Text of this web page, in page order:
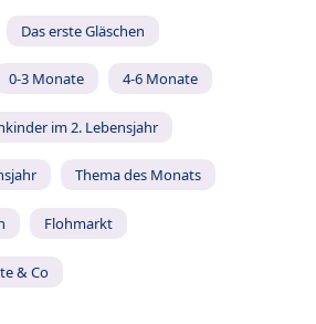
Das erste Gläschen
0-3 Monate 4-6 Monate
im 2. Lebensjahr
Thema des Monats
Flohmarkt
& Co